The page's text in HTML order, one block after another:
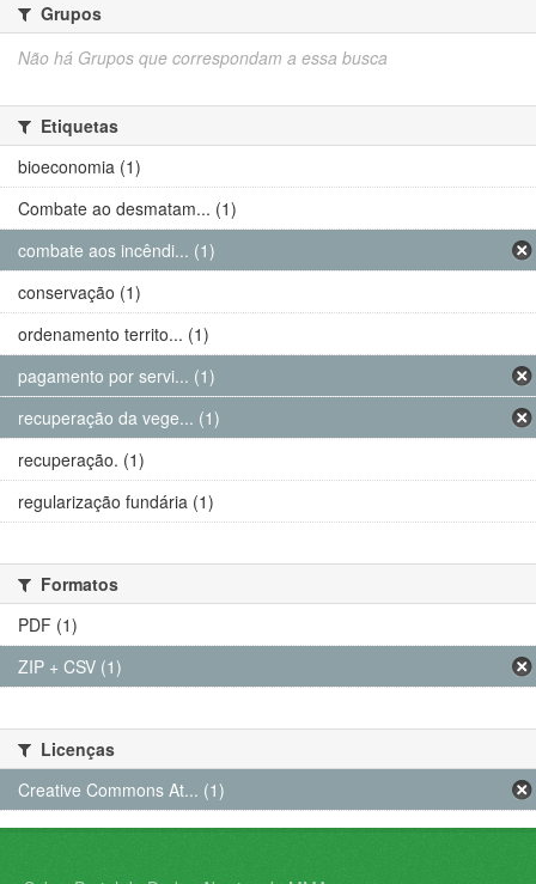
Grupos
Não há Grupos que correspondam a essa busca
Etiquetas
bioeconomia (1)
Combate ao desmatam... (1)
combate aos incêndi... (1)
conservação (1)
ordenamento territo... (1)
pagamento por servi... (1)
recuperação da vege... (1)
recuperação. (1)
regularização fundária (1)
Formatos
PDF (1)
ZIP + CSV (1)
Licenças
Creative Commons At... (1)